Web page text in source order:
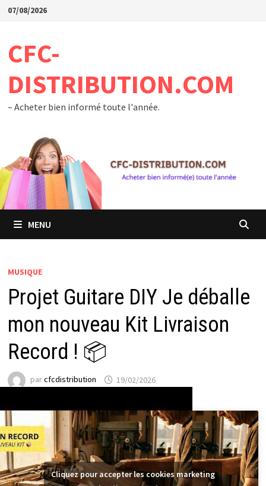
Passer
07/08/2026
CFC-
DISTRIBUTION.COM
– Acheter bien informé toute l'année.
MENU
MUSIQUE
Projet Guitare DIY Je déballe
mon nouveau Kit Livraison
Record ! 📦
parcfcdistribution 19/02/2026
Cliquez pour accepter les cookies marketing